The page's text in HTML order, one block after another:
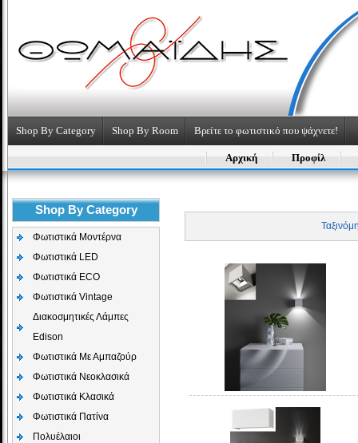
Shop By Category Shop By Room Βρείτε το φωτιστικό που ψάχνετε!
Αρχική Προφίλ
Shop By Category
Φωτιστικά Μοντέρνα
Φωτιστικά LED
Φωτιστικά ECO
Φωτιστικά Vintage
Διακοσμητικές Λάμπες
Edison
Φωτιστικά Με Αμπαζούρ
Φωτιστικά Νεοκλασικά
Φωτιστικά Κλασικά
Φωτιστικά Πατίνα
Πολυέλαιοι